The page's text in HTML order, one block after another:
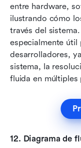
entre hardware,
ilustrando cómo
través del
especialmente útil
desarrolladores,
sistema, la
fluida en múltiples
12. Diagrama de